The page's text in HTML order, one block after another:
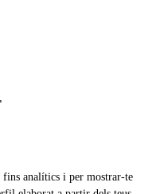
analítics i per mostrar-te